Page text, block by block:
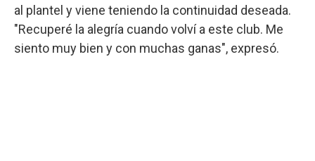
al plantel y viene teniendo la continuidad deseada.
"Recuperé la alegría cuando volví a este club. Me
siento muy bien y con muchas ganas", expresó.